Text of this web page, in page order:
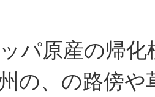
パ原産の帰
の、の路傍